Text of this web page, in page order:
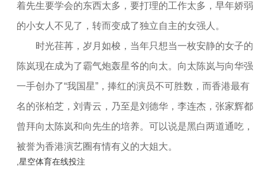
着先生要学会的东西太多，要打理的工作太多，早年娇弱
的小女人不见了，转而变成了独立自主的女强人。
时光荏苒，岁月如梭，当年只想当一枚安静的女子的
陈岚现在成为了霸气炮轰星爷的向太。向太陈岚与向华强
一手创办了“我国星”，捧红的演员不可胜数，而香港最有
名的张柏芝，刘青云，乃至是刘德华，李连杰，张家辉都
曾拜向太陈岚和向先生的培养。可以说是黑白两道通吃，
被誉为香港演艺圈有情有义的大姐大。
,星空体育在线投注